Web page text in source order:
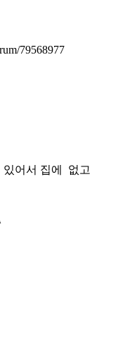
79568977
어서 집에 없고